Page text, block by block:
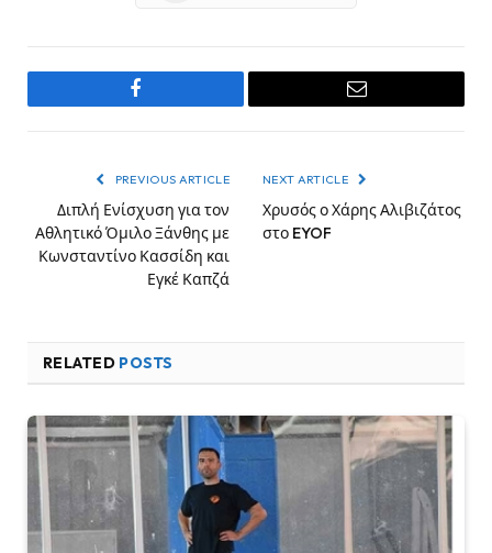
Facebook Email
PREVIOUS ARTICLE
Διπλή Ενίσχυση για τον
Αθλητικό Όμιλο Ξάνθης με
Κωνσταντίνο Κασσίδη και
Εγκέ Καπζά
NEXT ARTICLE
Χρυσός ο Χάρης Αλιβιζάτος
στο EYOF
RELATED POSTS